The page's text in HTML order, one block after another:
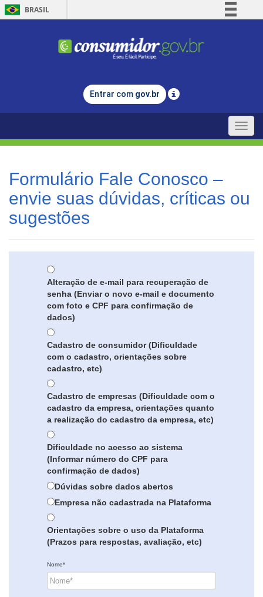
BRASIL
Comunica BR
Legislação
Entrar com gov.br
Toggle
Formulário Fale Conosco –
envie suas dúvidas, críticas ou
sugestões
Alteração de e-mail para recuperação de
senha (Enviar o novo e-mail e documento
com foto e CPF para confirmação de
dados)
Cadastro de consumidor (Dificuldade
com o cadastro, orientações sobre
cadastro, etc)
Cadastro de empresas (Dificuldade com o
cadastro da empresa, orientações quanto
a realização do cadastro da empresa, etc)
Dificuldade no acesso ao sistema
(Informar número do CPF para
confirmação de dados)
Dúvidas sobre dados abertos
Empresa não cadastrada na Plataforma
Orientações sobre o uso da Plataforma
(Prazos para respostas, avaliação, etc)
Nome*